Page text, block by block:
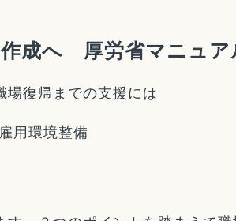
成へ 厚労省マニュア
場復帰までの支援には
用環境整備